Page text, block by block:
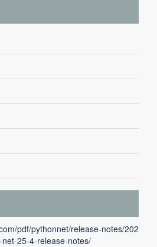
pdf/pythonnet/release-notes/202
25-4-release-notes/